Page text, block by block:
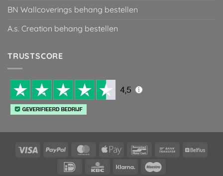
BN Wallcoverings behang bestellen
A.s. Creation behang bestellen
TRUSTSCORE
Visa PayPal MasterCard
Apple
BancontactBank
IDeal
KBC Klarna